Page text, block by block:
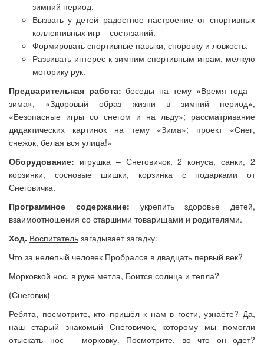
зимний период.
Вызвать у детей радостное настроение от спортивных
коллективных игр – состязаний.
Формировать спортивные навыки, сноровку и ловкость.
Развивать интерес к зимним спортивным играм, мелкую
моторику рук.
Предварительная работа: беседы на тему «Время года -
зима», «Здоровый образ жизни в зимний период»,
«Безопасные игры со снегом и на льду»; рассматривание
дидактических картинок на тему «Зима»; проект «Снег,
снежок, белая вся улица!»
Оборудование: игрушка – Снеговичок, 2 конуса, санки, 2
корзинки, сосновые шишки, корзинка с подарками от
Снеговичка.
Программное содержание: укрепить здоровье детей,
взаимоотношения со старшими товарищами и родителями.
Ход. Воспитатель загадывает загадку:
Что за нелепый человек Пробрался в двадцать первый век?
Морковкой нос, в руке метла, Боится солнца и тепла?
(Снеговик)
Ребята, посмотрите, кто пришёл к нам в гости, узнаёте? Да,
наш старый знакомый Снеговичок, которому мы помогли
отыскать нос – морковку. Посмотрите, во что он одет?